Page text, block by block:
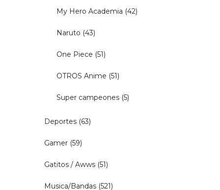
My Hero Academia (42)
Naruto (43)
One Piece (51)
OTROS Anime (51)
Super campeones (5)
Deportes (63)
Gamer (59)
Gatitos / Awws (51)
Musica/Bandas (521)